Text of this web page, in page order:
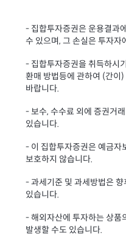
- 집합투자증권은 운용결과
수 있으며, 그 손실은 투자자
- 집합투자증권을 취득하시
환매 방법등에 관하여 (간이
바랍니다.
- 보수, 수수료 외에 증권거
있습니다.
- 이 집합투자증권은 예금자
보호하지 않습니다.
- 과세기준 및 과세방법은
있습니다.
- 해외자산에 투자하는 상품
발생할 수도 있습니다.